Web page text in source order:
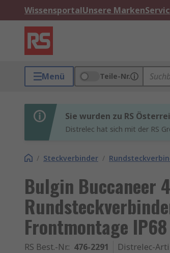
WissensportalUnsere Marken
Menü Teile-Nr.
Sie wurden zu RS
Distrelec hat sich mit der RS
/ Steckverbinder /
Bulgin Buccaneer
Frontmontage IP68
RS Best.-Nr.: 476-2291 Distrelec-